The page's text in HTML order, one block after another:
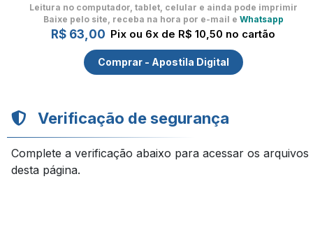
Leitura no computador, tablet, celular e ainda pode imprimir
Baixe pelo site, receba na hora por e-mail e Whatsapp
R$ 63,00 Pix ou 6x de R$ 10,50 no cartão
Comprar - Apostila Digital
Verificação de segurança
Complete a verificação abaixo para acessar os arquivos
desta página.